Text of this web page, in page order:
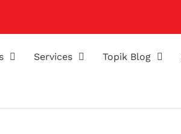
Services Topik Blog